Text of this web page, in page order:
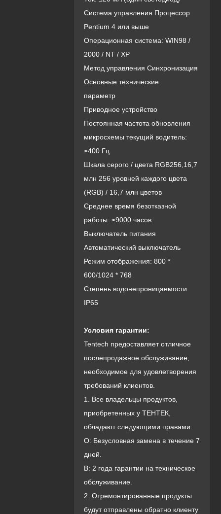
Система управления Процессор
Pentium 4 или выше
Операционная система: WIN98 /
2000 / NT / XP
Метод управления Синхронизация
Основные технические
параметр
Приводное устройство
Постоянная частота обновления
микросхемы текущий водитель:
≥400 Гц
Шкала серого / цвета RGB256,16,7
млн ​​256 уровней каждого цвета
(RGB) / 16,7 млн ​​цветов
Среднее время безотказной
работы: ≥9000 часов
Выключатель питания
Автоматический выключатель
Режим отображения: 800 *
600/1024 * 768
Степень водонепроницаемости
IP65
Условия гарантии:
Tentech предоставляет отличное
послепродажное обслуживание,
необходимое для удовлетворения
требований клиентов.
1. Все владельцы продуктов,
приобретенных у ТЕНТЕК,
обладают следующими правами:
О: Безусловная замена в течение 7
дней.
B: 2 года гарантии на техническое
обслуживание.
2. Отремонтированные продукты
будут отправлены обратно клиенту